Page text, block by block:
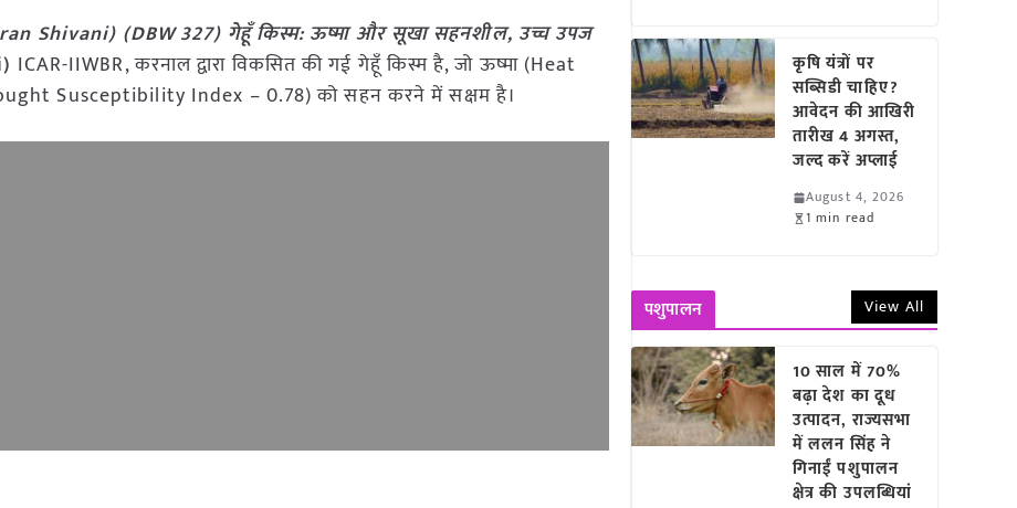
Shivani) (DBW 327) गेहूँ किस्म: ऊष्मा और सूखा सहनशील, उच्च उपज
ICAR-IIWBR, करनाल द्वारा विकसित की गई गेहूँ किस्म है, जो ऊष्मा (Heat
Susceptibility Index – 0.78) को सहन करने में सक्षम है।
कृषि यंत्रों पर
सब्सिडी चाहिए?
आवेदन की आखिरी
तारीख 4 अगस्त,
जल्द करें अप्लाई
August 4, 2026
1 min read
पशुपालन View All
10 साल में 70%
बढ़ा देश का दूध
उत्पादन, राज्यसभा
में ललन सिंह ने
गिनाईं पशुपालन
क्षेत्र की उपलब्धियां